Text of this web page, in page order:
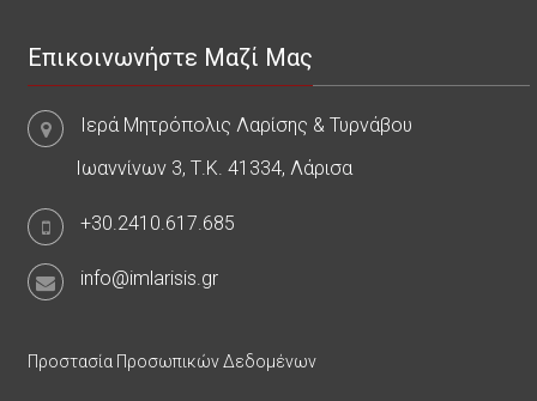
Επικοινωνήστε Μαζί Μας
Ιερά Μητρόπολις Λαρίσης & Τυρνάβου
Ιωαννίνων 3, Τ.Κ. 41334, Λάρισα
+30.2410.617.685
info@imlarisis.gr
Προστασία Προσωπικών Δεδομένων